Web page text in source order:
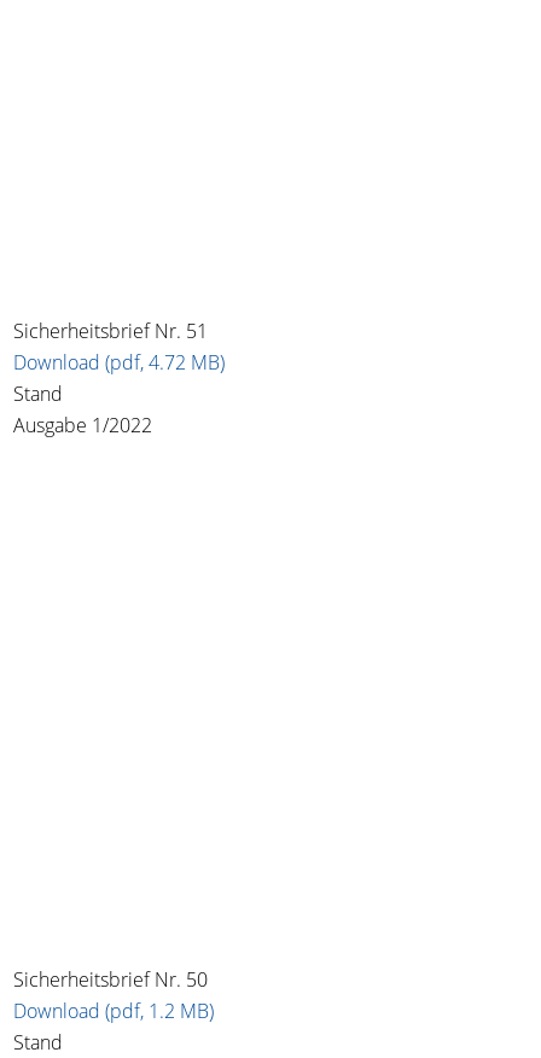
Sicherheitsbrief Nr. 51
Download (pdf, 4.72 MB)
Stand
Ausgabe 1/2022
Sicherheitsbrief Nr. 50
Download (pdf, 1.2 MB)
Stand